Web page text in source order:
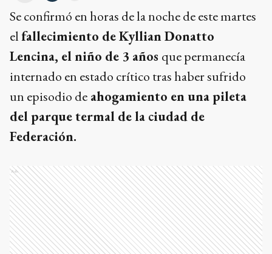
Se confirmó en horas de la noche de este martes
elfallecimiento de Kyllian Donatto
Lencina, el niño de 3 años que permanecía
internado en estado crítico tras haber sufrido
un episodio de ahogamiento en una pileta
del parque termal de la ciudad de
Federación.
Ads